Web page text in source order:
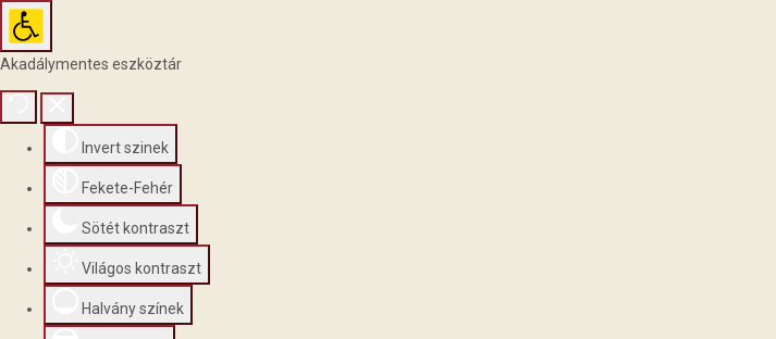
Akadálymentes eszköztár
Invert szinek
Fekete-Fehér
Sötét kontraszt
Világos kontraszt
Halvány színek